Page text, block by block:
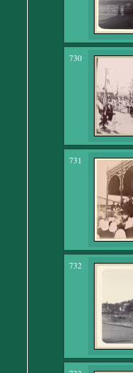
730
731
732